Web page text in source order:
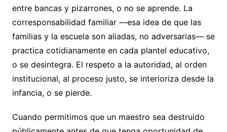
entre bancas y pizarrones, o no se aprende. La
corresponsabilidad familiar —esa idea de que las
familias y la escuela son aliadas, no adversarias— se
practica cotidianamente en cada plantel educativo,
o se desintegra. El respeto a la autoridad, al orden
institucional, al proceso justo, se interioriza desde la
infancia, o se pierde.
Cuando permitimos que un maestro sea destruido